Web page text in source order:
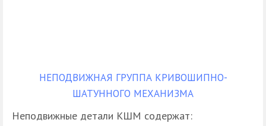
НЕПОДВИЖНАЯ ГРУППА КРИВОШИПНО-
ШАТУННОГО МЕХАНИЗМА
Неподвижные детали КШМ содержат: